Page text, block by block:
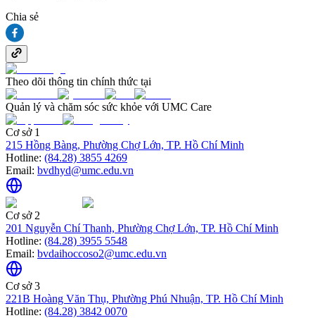
Chia sẻ
Theo dõi thông tin chính thức tại
Quản lý và chăm sóc sức khỏe với UMC Care
Cơ sở 1
215 Hồng Bàng, Phường Chợ Lớn, TP. Hồ Chí Minh
Hotline: (84.28) 3855 4269
Email: bvdhyd@umc.edu.vn
Cơ sở 2
201 Nguyễn Chí Thanh, Phường Chợ Lớn, TP. Hồ Chí Minh
Hotline: (84.28) 3955 5548
Email: bvdaihoccoso2@umc.edu.vn
Cơ sở 3
221B Hoàng Văn Thụ, Phường Phú Nhuận, TP. Hồ Chí Minh
Hotline: (84.28) 3842 0070